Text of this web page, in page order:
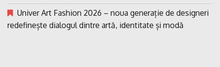
Univer Art Fashion 2026 – noua generație de designeri
redefinește dialogul dintre artă, identitate și modă